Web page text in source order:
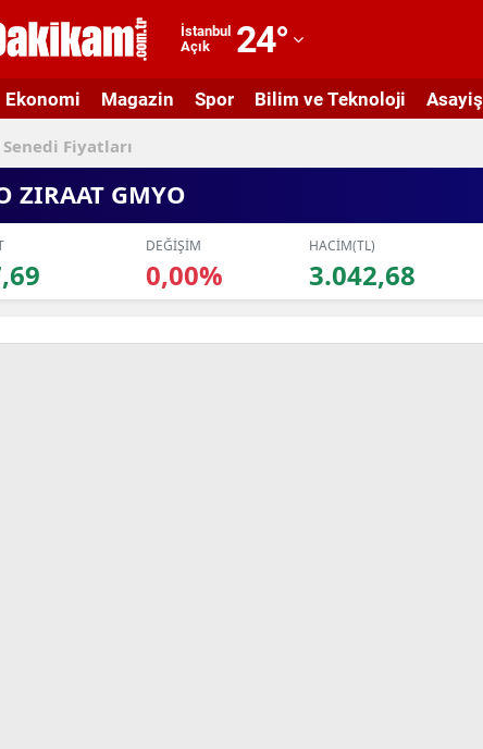
İstanbul
Açık
24°
Adıyaman
Ankara
Ekonomi Magazin Spor Bilim ve Teknoloji Asayiş
Senedi Fiyatları
ZIRAAT GMYO
DEĞİŞİM
0,00%
HACİM(TL)
3.042,68